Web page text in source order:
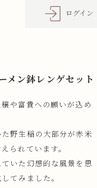
ログイン
ン鉢レンゲセット
や富貴への願いが込め
野生稲の大部分が赤米
られています。
いた幻想的な風景を思
てみました。